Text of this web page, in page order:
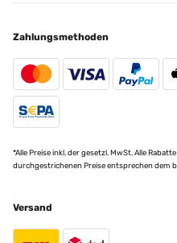
Zahlungsmethoden
*Alle Preise inkl. der gesetzl. MwSt. Alle
durchgestrichenen Preise entsprechen dem
Versand